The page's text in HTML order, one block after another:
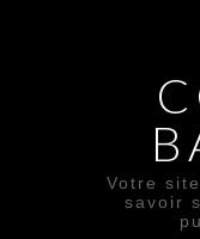
Votre
savoir